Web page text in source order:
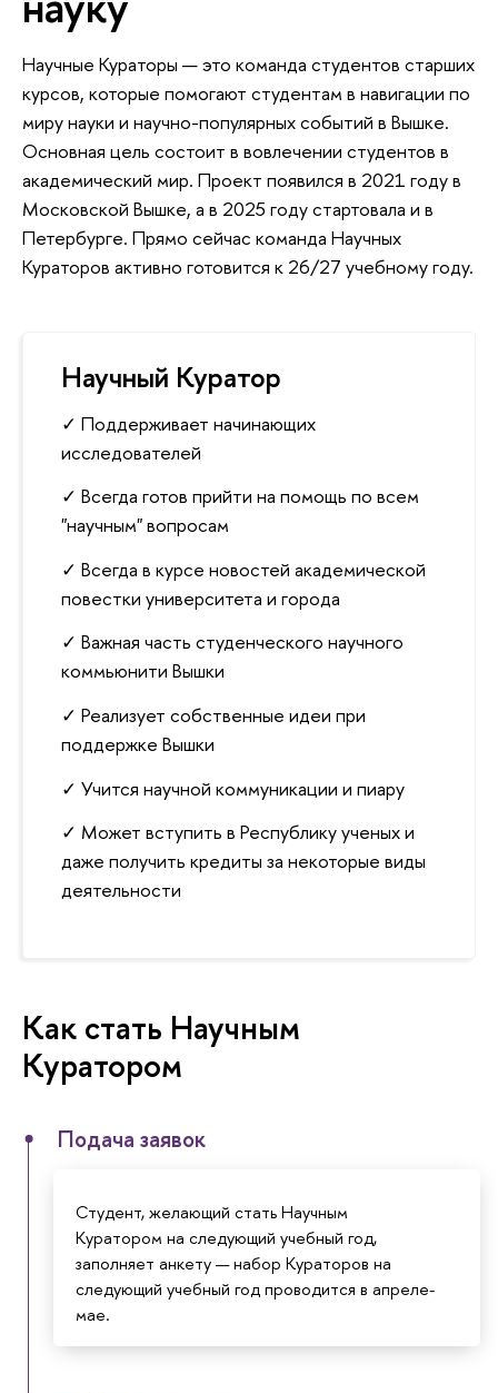
Научные Кураторы — это команда студентов старших
курсов, которые помогают студентам в навигации по
миру науки и научно-популярных событий в Вышке.
Основная цель состоит в вовлечении студентов в
академический мир. Проект появился в 2021 году в
Московской Вышке, а в 2025 году стартовала и в
Петербурге. Прямо сейчас команда Научных
Кураторов активно готовится к 26/27 учебному году.
Научный Куратор
✓ Поддерживает начинающих
исследователей
✓ Всегда готов прийти на помощь по всем
"научным" вопросам
✓ Всегда в курсе новостей академической
повестки университета и города
✓ Важная часть студенческого научного
коммьюнити Вышки
✓ Реализует собственные идеи при
поддержке Вышки
✓ Учится научной коммуникации и пиару
✓ Может вступить в Республику ученых и
даже получить кредиты за некоторые виды
деятельности
Как стать Научным
Куратором
Подача заявок
Студент, желающий стать Научным
Куратором на следующий учебный год,
заполняет анкету — набор Кураторов на
следующий учебный год проводится в апреле-
мае.